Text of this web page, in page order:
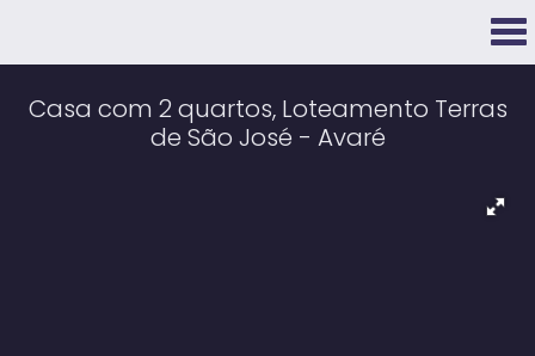
Casa com 2 quartos, Loteamento Terras
de São José - Avaré